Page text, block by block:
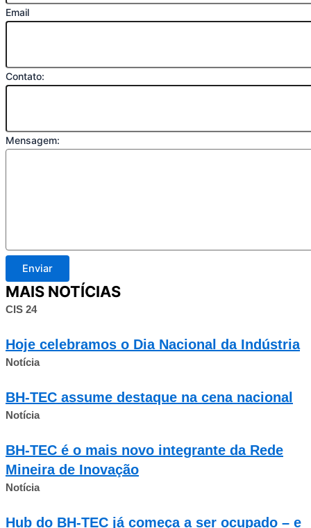
Email
Contato:
Mensagem:
Enviar
MAIS NOTÍCIAS
CIS 24
Hoje celebramos o Dia Nacional da Indústria
Notícia
BH-TEC assume destaque na cena nacional
Notícia
BH-TEC é o mais novo integrante da Rede
Mineira de Inovação
Notícia
Hub do BH-TEC já começa a ser ocupado – e